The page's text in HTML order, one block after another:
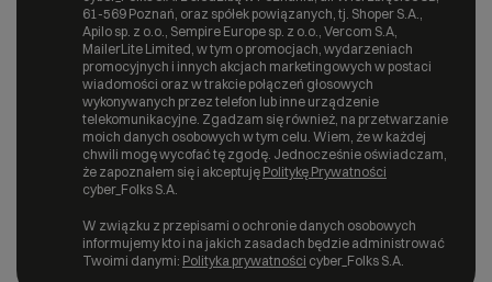
61-569 Poznań, oraz spółek powiązanych, tj. Shoper S.A.,
Apilo sp. z o.o., Sempire Europe sp. z o.o., Vercom S.A,
MailerLite Limited, w tym o promocjach, wydarzeniach
promocyjnych i innych akcjach marketingowych w postaci
wiadomości oraz w trakcie połączeń głosowych
wykonywanych przez telefon lub inne urządzenie
telekomunikacyjne. Zgadzam się również, na przetwarzanie
moich danych osobowych w tym celu. Wiem, że w każdej
chwili mogę wycofać tę zgodę. Jednocześnie oświadczam,
że zapoznałem się i akceptuję Politykę Prywatności
cyber_Folks S.A.
W związku z przepisami o ochronie danych osobowych
informujemy kto i na jakich zasadach będzie administrować
Twoimi danymi: Polityka prywatności cyber_Folks S.A.